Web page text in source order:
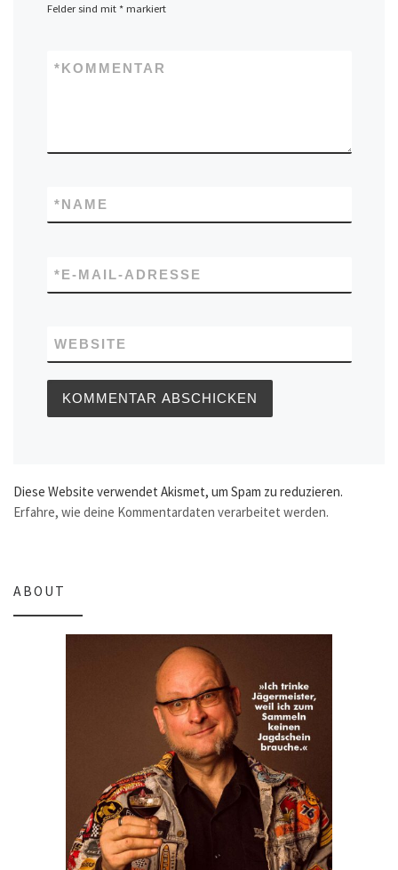
Felder sind mit *markiert
KOMMENTAR
*
NAME
*
E-MAIL-ADRESSE
*
WEBSITE
Diese Website verwendet Akismet, um Spam zu reduzieren.
Erfahre, wie deine Kommentardaten verarbeitet werden.
ABOUT